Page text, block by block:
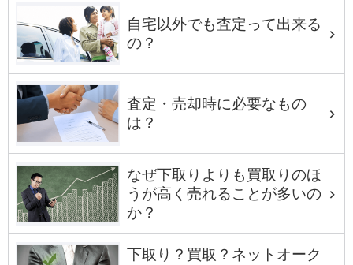
自宅以外でも査定って出来る
の？
査定・売却時に必要なもの
は？
なぜ下取りよりも買取りのほ
うが高く売れることが多いの
か？
下取り？買取？ネットオーク